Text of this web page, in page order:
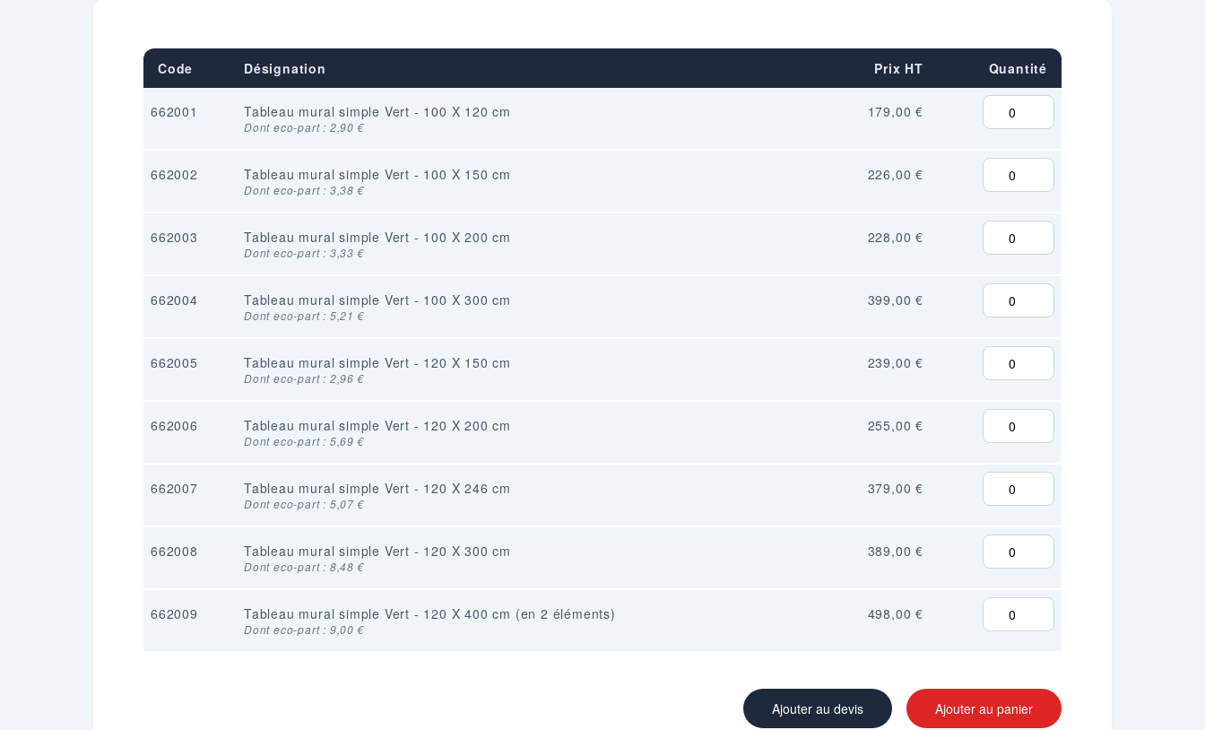
Code Désignation Prix HT Quantité
662001 Tableau mural simple Vert - 100 X 120 cm
Dont eco-part : 2,90 €
179,00 €
662002 Tableau mural simple Vert - 100 X 150 cm
Dont eco-part : 3,38 €
226,00 €
662003 Tableau mural simple Vert - 100 X 200 cm
Dont eco-part : 3,33 €
228,00 €
662004 Tableau mural simple Vert - 100 X 300 cm
Dont eco-part : 5,21 €
399,00 €
662005 Tableau mural simple Vert - 120 X 150 cm
Dont eco-part : 2,96 €
239,00 €
662006 Tableau mural simple Vert - 120 X 200 cm
Dont eco-part : 5,69 €
255,00 €
662007 Tableau mural simple Vert - 120 X 246 cm
Dont eco-part : 5,07 €
379,00 €
662008 Tableau mural simple Vert - 120 X 300 cm
Dont eco-part : 8,48 €
389,00 €
662009 Tableau mural simple Vert - 120 X 400 cm (en 2 éléments)
Dont eco-part : 9,00 €
498,00 €
Ajouter au devis Ajouter au panier